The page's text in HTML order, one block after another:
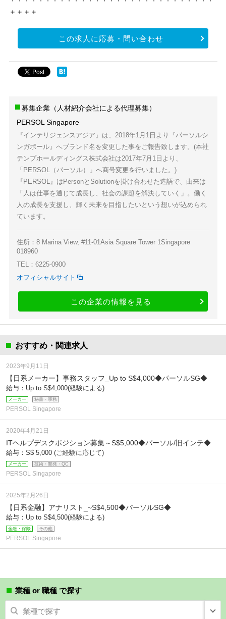
＋＋＋＋
この求人に応募・問い合わせ
募集企業（人材紹介会社による代理募集）
PERSOL Singapore
『インテリジェンスアジア』は、2018年1月1日より『パーソルシ
ンガポール』へブランド名を変更した事をご報告致します。(本社
テンプホールディングス株式会社は2017年7月1日より、
「PERSOL（パーソル）」へ商号変更を行いました。)
『PERSOL』はPersonとSolutionを掛け合わせた造語で、由来は
「人は仕事を通じて成長し、社会の課題を解決していく」。働く
人の成長を支援し、輝く未来を目指したいという想いが込められ
ています。
住所：8 Marina View, #11-01Asia Square Tower 1Singapore
018960
TEL：6225-0900
オフィシャルサイト
この企業の情報を見る
おすすめ・関連求人
【日系メーカー】事務スタッフ_Up to S$4,000◆パーソルSG◆
給与：Up to S$4,000(経験による)
メーカー 秘書・事務
2023年9月11日
PERSOL Singapore
ITヘルプデスクポジション募集～S$5,000◆パーソル/旧インテ◆
給与：S$ 5,000 (ご経験に応じて)
メーカー 技術・開発・QC
2020年4月21日
PERSOL Singapore
【日系金融】アナリスト_~S$4,500◆パーソルSG◆
給与：Up to S$4,500(経験による)
金融・保険 その他
2025年2月26日
PERSOL Singapore
業種 or 職種 で探す
業種で探す